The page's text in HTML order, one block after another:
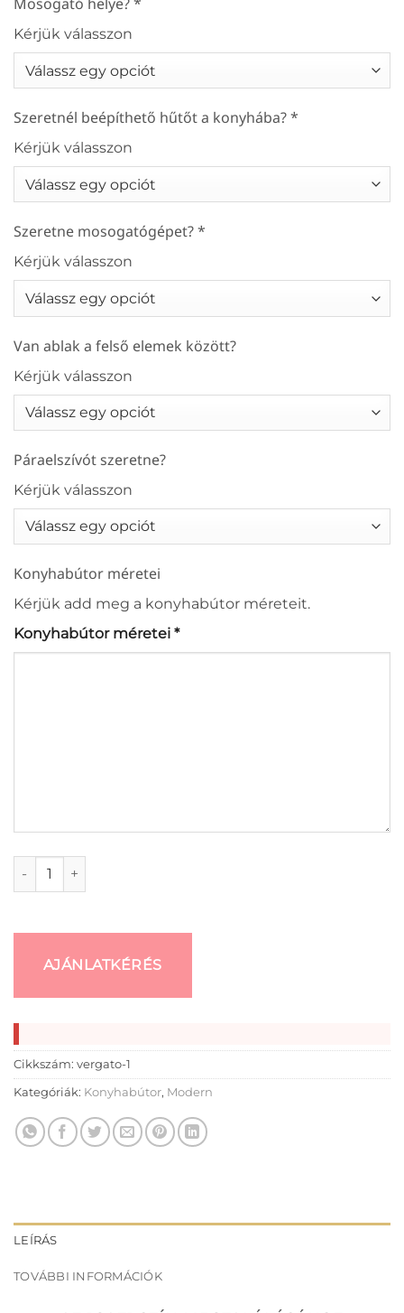
Kérjük válasszon
Szeretnél beépíthető hűtőt a konyhába?*
Kérjük válasszon
Szeretne mosogatógépet?*
Kérjük válasszon
Van ablak a felső elemek között?
Kérjük válasszon
Páraelszívót szeretne?
Kérjük válasszon
Konyhabútor méretei
Kérjük add meg a konyhabútor méreteit.
Konyhabútor méretei *
Vergato konyhabútor mennyiség
AJÁNLATKÉRÉS
Cikkszám: vergato-1
Kategóriák: Konyhabútor, Modern
LEÍRÁS
TOVÁBBI INFORMÁCIÓK